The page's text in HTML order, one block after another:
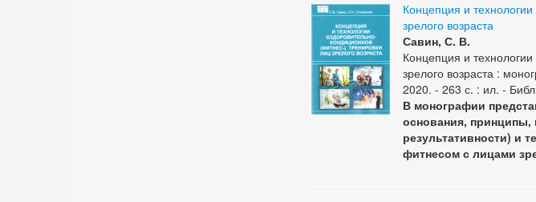
Концепция и
зрелого возраста
Савин, С. В.
Концепция и
зрелого возраста :
2020. - 263 с. : ил. -
В монографии
основания, принципы,
результативности) и
фитнесом с лицами